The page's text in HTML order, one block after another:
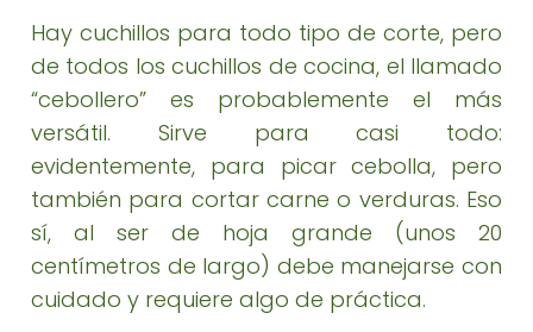
Hay cuchillos para todo tipo de corte, pero
de todos los cuchillos de cocina, el llamado
“cebollero” es probablemente el más
versátil. Sirve para casi todo:
evidentemente, para picar cebolla, pero
también para cortar carne o verduras. Eso
sí, al ser de hoja grande (unos 20
centímetros de largo) debe manejarse con
cuidado y requiere algo de práctica.